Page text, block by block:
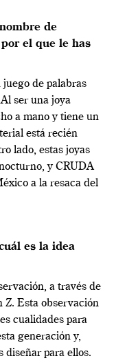
de
el que le has
de palabras
ser una joya
a mano y tiene un
está recién
lado, estas joyas
y CRUDA
a la resaca del
es la idea
a través de
Z. Esta observación
cualidades para
generación y,
diseñar para ellos.